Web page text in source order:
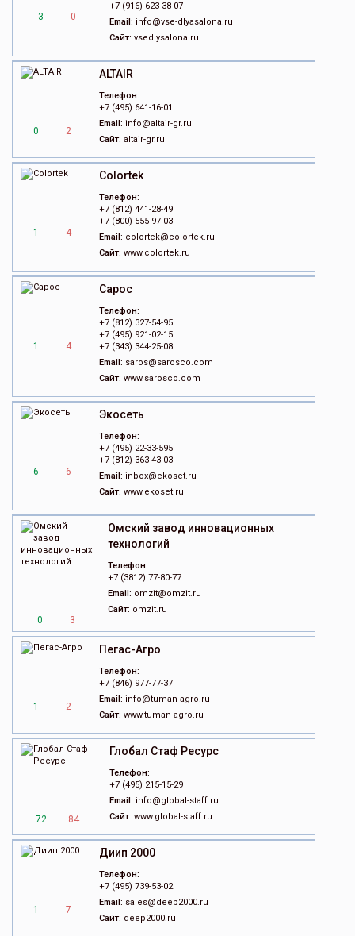
3 0
+7 (916) 623-38-07
Email: info@vse-dlyasalona.ru
Сайт: vsedlysalona.ru
0 2
ALTAIR
Телефон:
+7 (495) 641-16-01
Email: info@altair-gr.ru
Сайт: altair-gr.ru
1 4
Colortek
Телефон:
+7 (812) 441-28-49
+7 (800) 555-97-03
Email: colortek@colortek.ru
Сайт: www.colortek.ru
1 4
Сарос
Телефон:
+7 (812) 327-54-95
+7 (495) 921-02-15
+7 (343) 344-25-08
Email: saros@sarosco.com
Сайт: www.sarosco.com
6 6
Экосеть
Телефон:
+7 (495) 22-33-595
+7 (812) 363-43-03
Email: inbox@ekoset.ru
Сайт: www.ekoset.ru
0 3
Омский завод инновационных
технологий
Телефон:
+7 (3812) 77-80-77
Email: omzit@omzit.ru
Сайт: omzit.ru
1 2
Пегас-Агро
Телефон:
+7 (846) 977-77-37
Email: info@tuman-agro.ru
Сайт: www.tuman-agro.ru
72 84
Глобал Стаф Ресурс
Телефон:
+7 (495) 215-15-29
Email: info@global-staff.ru
Сайт: www.global-staff.ru
1 7
Диип 2000
Телефон:
+7 (495) 739-53-02
Email: sales@deep2000.ru
Сайт: deep2000.ru